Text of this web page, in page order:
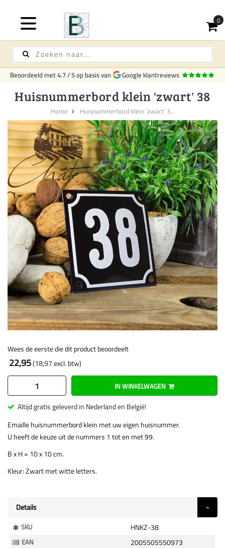
Beoordeeld met4.7/5op basis van Google klantreviews
Huisnummerbord klein 'zwart' 38
Home Huisnummerbord klein 'zwart' 3...
Wees de eerste die dit product beoordeelt
22,95 18,97
IN WINKELWAGEN
Altijd gratis geleverd in Nederland en België!
Emaille huisnummerbord klein met uw eigen huisnummer.
U heeft de keuze uit de nummers 1 tot en met 99.
B x H = 10 x 10 cm.
Kleur: Zwart met witte letters.
Details
Meer
Informatie
SKU HNKZ-38
EAN 2005505550973